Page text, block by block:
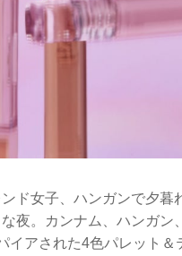
ド女子、ハンガンで夕暮
夜。カンナム、ハンガン
イアされた4色パレット＆